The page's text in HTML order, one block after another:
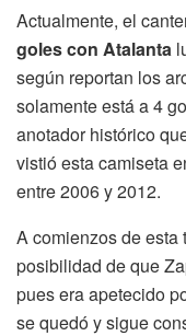
Actualmente, el
goles con Atalanta
según reportan los
solamente está a 4
anotador histórico
vistió esta camiseta
entre 2006 y 2012.
A comienzos de esta
posibilidad de que
pues era apetecido
se quedó y sigue